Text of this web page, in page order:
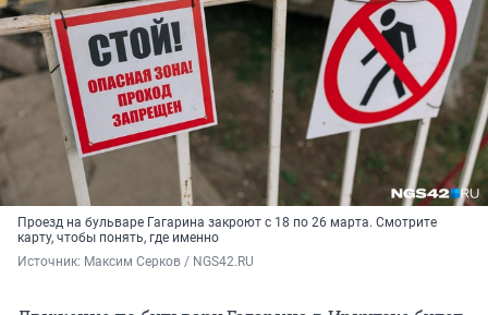
Проезд на бульваре Гагарина закроют с 18 по 26 марта. Смотрите
карту, чтобы понять, где именно
Источник: Максим Серков / NGS42.RU